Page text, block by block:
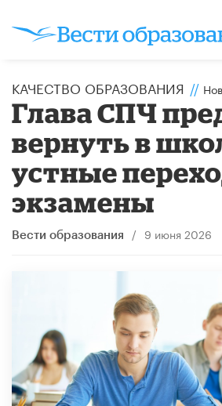
КАЧЕСТВО ОБРАЗОВАНИЯ //
Глава СПЧ
вернуть в
устные
экзамены
Вести образования / 9 июня 2026